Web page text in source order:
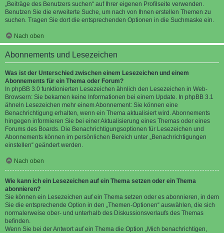
„Beiträge des Benutzers suchen“ auf Ihrer eigenen Profilseite verwenden.
Benutzen Sie die erweiterte Suche, um nach von Ihnen erstellen Themen zu
suchen. Tragen Sie dort die entsprechenden Optionen in die Suchmaske ein.
Nach oben
Abonnements und Lesezeichen
Was ist der Unterschied zwischen einem Lesezeichen und einem
Abonnements für ein Thema oder Forum?
In phpBB 3.0 funktionierten Lesezeichen ähnlich den Lesezeichen in Web-
Browsern: Sie bekamen keine Informationen bei einem Update. In phpBB 3.1
ähneln Lesezeichen mehr einem Abonnement: Sie können eine
Benachrichtigung erhalten, wenn ein Thema aktualisiert wird. Abonnements
hingegen informieren Sie bei einer Aktualisierung eines Themas oder eines
Forums des Boards. Die Benachrichtigungsoptionen für Lesezeichen und
Abonnements können im persönlichen Bereich unter „Benachrichtigungen
einstellen“ geändert werden.
Nach oben
Wie kann ich ein Lesezeichen auf ein Thema setzen oder ein Thema
abonnieren?
Sie können ein Lesezeichen auf ein Thema setzen oder es abonnieren, in dem
Sie die entsprechende Option in den „Themen-Optionen“ auswählen, die sich
normalerweise ober- und unterhalb des Diskussionsverlaufs des Themas
befinden.
Wenn Sie bei der Antwort auf ein Thema die Option „Mich benachrichtigen,